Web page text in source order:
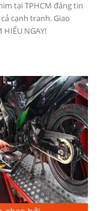
tại TPHCM đáng tin
cạnh tranh. Giao
NGAY!